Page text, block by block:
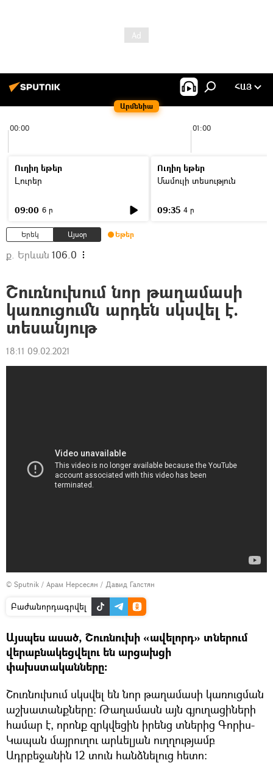
Արմենիա
ՀԱՅ
00:00 01:00
Ուղիղ եթեր
Լուրեր
09:00 6 ր
Ուղիղ եթեր
Մամուլի տեսություն
09:35 4 ր
Երեկ Այսօր Եթեր
ք. Երևան 106.0
Շուռնուխում նոր թաղամասի
կառուցումն արդեն սկսվել է.
տեսանյութ
18:11 09.02.2021
© Sputnik / Арам Нерсесян / Давид Галстян
Բաժանորդագրվել
Այսպես ասած, Շուռնուխի «ավելորդ» տներում
վերաբնակեցվելու են արցախցի
փախստականները։
Շուռնուխում սկսվել են նոր թաղամասի կառուցման
աշխատանքները։ Թաղամասն այն գյուղացիների
համար է, որոնք զրկվեցին իրենց տներից Գորիս-
Կապան մայրուղու արևելյան ուղղությամբ
Ադրբեջանին 12 տուն հանձնելուց հետո։